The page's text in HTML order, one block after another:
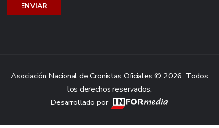
Asociación Nacional de Cronistas Oficiales © 2026. Todos
los derechos reservados.
Desarrollado por